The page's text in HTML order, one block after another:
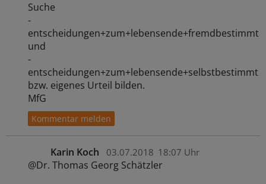
Suche
-
entscheidungen+zum+lebensende+fremdbestimmt
und
-
entscheidungen+zum+lebensende+selbstbestimmt
bzw. eigenes Urteil bilden.
MfG
Karin Koch 03.07.2018 18:07 Uhr
@Dr. Thomas Georg Schätzler